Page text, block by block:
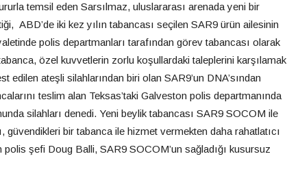
temsil eden Sarsılmaz, uluslararası arenada yeni bir
ABD’de iki kez yılın tabancası seçilen SAR9 ürün ailesinin
polis departmanları tarafından görev tabancası olarak
özel kuvvetlerin zorlu koşullardaki taleplerini karşılamak
edilen ateşli silahlarından biri olan SAR9’un DNA’sından
teslim alan Teksas’taki Galveston polis departmanında
silahları denedi. Yeni beylik tabancası SAR9 SOCOM ile
güvendikleri bir tabanca ile hizmet vermekten daha rahatlatıcı
polis şefi Doug Balli, SAR9 SOCOM’un sağladığı kusursuz